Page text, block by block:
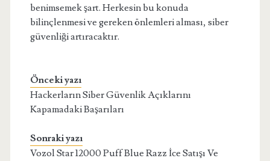
benimsemek şart. Herkesin bu konuda
bilinçlenmesi ve gereken önlemleri alması, siber
güvenliği artıracaktır.
Önceki yazı
Hackerların Siber Güvenlik Açıklarını
Kapamadaki Başarıları
Sonraki yazı
Vozol Star 12000 Puff Blue Razz İce Satışı Ve